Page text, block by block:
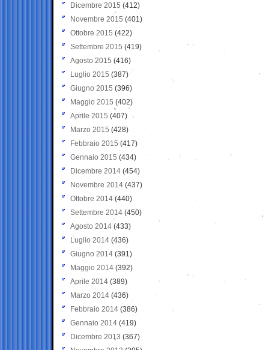
Dicembre 2015 (412)
Novembre 2015 (401)
Ottobre 2015 (422)
Settembre 2015 (419)
Agosto 2015 (416)
Luglio 2015 (387)
Giugno 2015 (396)
Maggio 2015 (402)
Aprile 2015 (407)
Marzo 2015 (428)
Febbraio 2015 (417)
Gennaio 2015 (434)
Dicembre 2014 (454)
Novembre 2014 (437)
Ottobre 2014 (440)
Settembre 2014 (450)
Agosto 2014 (433)
Luglio 2014 (436)
Giugno 2014 (391)
Maggio 2014 (392)
Aprile 2014 (389)
Marzo 2014 (436)
Febbraio 2014 (386)
Gennaio 2014 (419)
Dicembre 2013 (367)